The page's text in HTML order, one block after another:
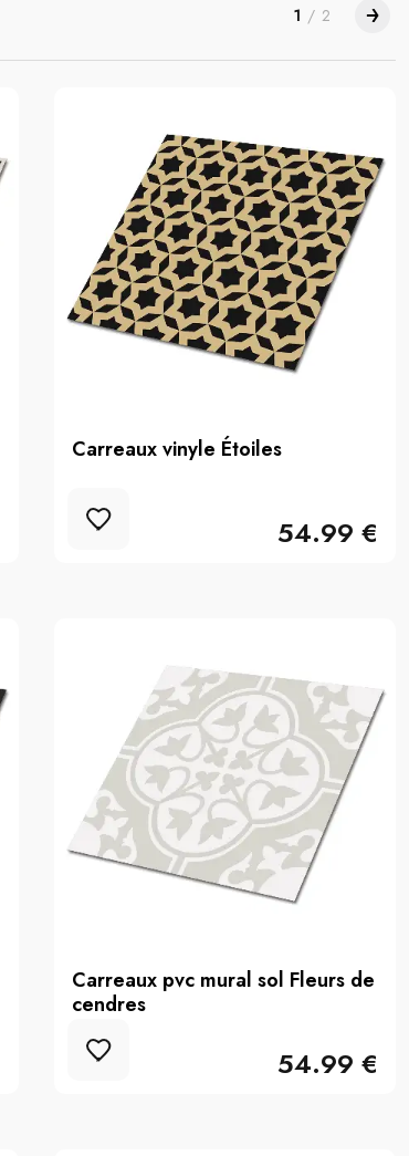
1 / 2
Carreaux vinyle Étoiles
54.99 €
Carreaux pvc mural sol Fleurs de
cendres
54.99 €